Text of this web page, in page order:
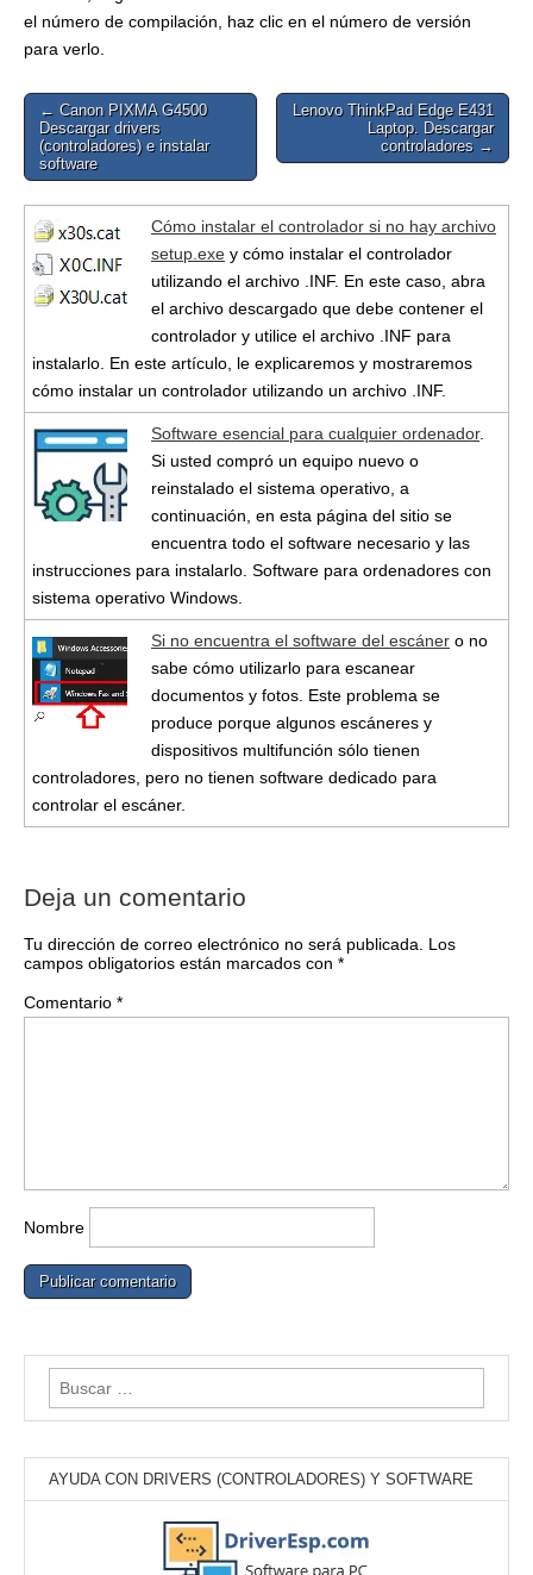
el número de compilación, haz clic en el número de versión
para verlo.
Post
navigation
← Canon PIXMA G4500
Descargar drivers
(controladores) e instalar
software
Lenovo ThinkPad Edge E431
Laptop. Descargar
controladores →
Cómo instalar el controlador si no hay archivo
setup.exe y cómo instalar el controlador
utilizando el archivo .INF. En este caso, abra
el archivo descargado que debe contener el
controlador y utilice el archivo .INF para
instalarlo. En este artículo, le explicaremos y mostraremos
cómo instalar un controlador utilizando un archivo .INF.
Software esencial para cualquier ordenador.
Si usted compró un equipo nuevo o
reinstalado el sistema operativo, a
continuación, en esta página del sitio se
encuentra todo el software necesario y las
instrucciones para instalarlo. Software para ordenadores con
sistema operativo Windows.
Si no encuentra el software del escáner o no
sabe cómo utilizarlo para escanear
documentos y fotos. Este problema se
produce porque algunos escáneres y
dispositivos multifunción sólo tienen
controladores, pero no tienen software dedicado para
controlar el escáner.
Deja un comentario
Tu dirección de correo electrónico no será publicada. Los
campos obligatorios están marcados con *
Comentario *
Nombre
Buscar:
AYUDA CON DRIVERS (CONTROLADORES) Y SOFTWARE